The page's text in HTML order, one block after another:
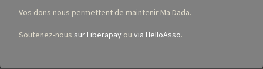
Vos dons nous permettent de maintenir Ma Dada.
Soutenez-nous sur Liberapay ou via HelloAsso.